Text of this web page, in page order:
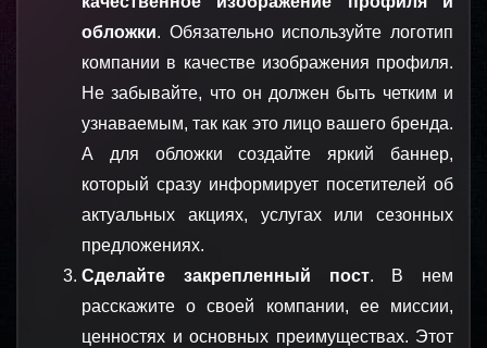
обложки. Обязательно используйте логотип
компании в качестве изображения профиля.
Не забывайте, что он должен быть четким и
узнаваемым, так как это лицо вашего бренда.
А для обложки создайте яркий баннер,
который сразу информирует посетителей об
актуальных акциях, услугах или сезонных
предложениях.
Сделайте закрепленный пост. В нем
расскажите о своей компании, ее миссии,
ценностях и основных преимуществах. Этот